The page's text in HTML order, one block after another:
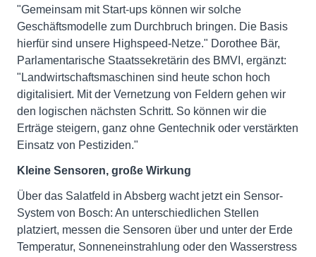
"Gemeinsam mit Start-ups können wir solche
Geschäftsmodelle zum Durchbruch bringen. Die Basis
hierfür sind unsere Highspeed-Netze." Dorothee Bär,
Parlamentarische Staatssekretärin des BMVI, ergänzt:
"Landwirtschaftsmaschinen sind heute schon hoch
digitalisiert. Mit der Vernetzung von Feldern gehen wir
den logischen nächsten Schritt. So können wir die
Erträge steigern, ganz ohne Gentechnik oder verstärkten
Einsatz von Pestiziden."
Kleine Sensoren, große Wirkung
Über das Salatfeld in Absberg wacht jetzt ein Sensor-
System von Bosch: An unterschiedlichen Stellen
platziert, messen die Sensoren über und unter der Erde
Temperatur, Sonneneinstrahlung oder den Wasserstress